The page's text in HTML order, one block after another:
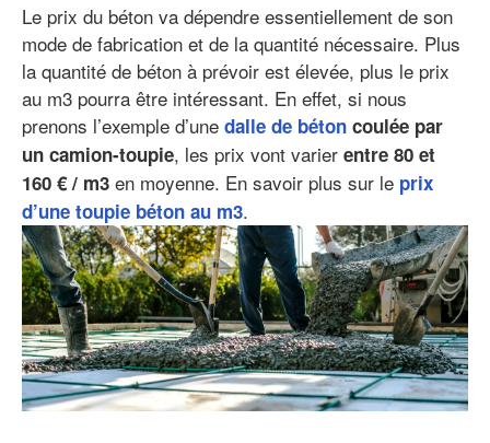
Le prix du béton va dépendre essentiellement de son
mode de fabrication et de la quantité nécessaire. Plus
la quantité de béton à prévoir est élevée, plus le prix
au m3 pourra être intéressant. En effet, si nous
prenons l’exemple d’une dalle de béton coulée par
un camion-toupie, les prix vont varier entre 80 et
160 € / m3 en moyenne. En savoir plus sur le prix
d’une toupie béton au m3.